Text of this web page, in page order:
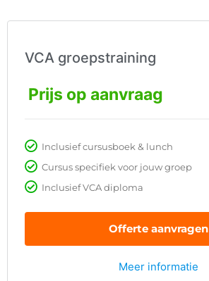
VCA groepstraining
Prijs op aanvraag
Inclusief cursusboek & lunch
Cursus specifiek voor jouw groep
Inclusief VCA diploma
Offerte aanvragen
Meer informatie